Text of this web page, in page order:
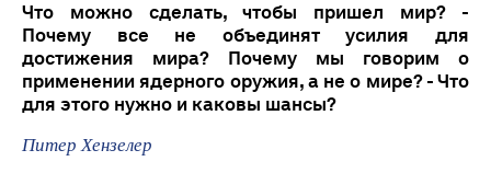
Что можно сделать, чтобы пришел мир? -
Почему все не объединят усилия для
достижения мира? Почему мы говорим о
применении ядерного оружия, а не о мире? - Что
для этого нужно и каковы шансы?
Питер Хензелер